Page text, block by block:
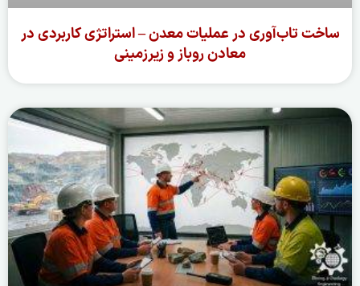
ساخت تاب‌آوری در عملیات معدن – استراتژی کاربردی در
معادن روباز و زیرزمینی